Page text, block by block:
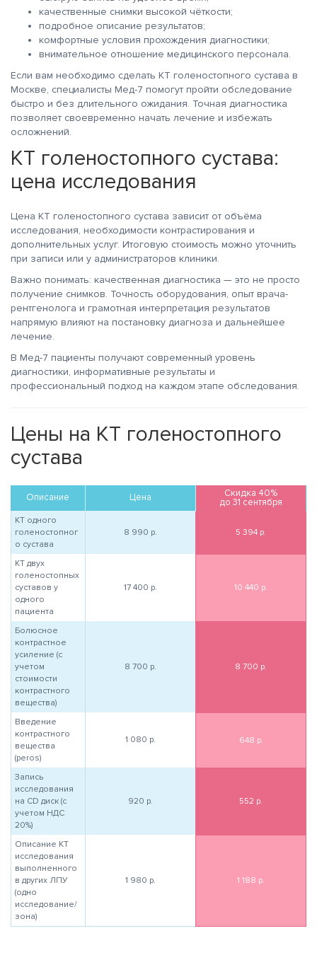
качественные снимки высокой чёткости;
подробное описание результатов;
комфортные условия прохождения диагностики;
внимательное отношение медицинского персонала.
Если вам необходимо сделать КТ голеностопного сустава в
Москве, специалисты Мед-7 помогут пройти обследование
быстро и без длительного ожидания. Точная диагностика
позволяет своевременно начать лечение и избежать
осложнений.
КТ голеностопного сустава:
цена исследования
Цена КТ голеностопного сустава зависит от объёма
исследования, необходимости контрастирования и
дополнительных услуг. Итоговую стоимость можно уточнить
при записи или у администраторов клиники.
Важно понимать: качественная диагностика — это не просто
получение снимков. Точность оборудования, опыт врача-
рентгенолога и грамотная интерпретация результатов
напрямую влияют на постановку диагноза и дальнейшее
лечение.
В Мед-7 пациенты получают современный уровень
диагностики, информативные результаты и
профессиональный подход на каждом этапе обследования.
Цены на КТ голеностопного
сустава
Описание Цена
Скидка 40%
до 31 сентября
КТ одного
голеностопног
о сустава
8 990 р. 5 394 р.
КТ двух
голеностопных
суставов у
одного
пациента
17 400 р. 10 440 р.
Болюсное
контрастное
усиление (с
учетом
стоимости
контрастного
вещества)
8 700 р. 8 700 р.
Введение
контрастного
вещества
(peros)
1 080 р. 648 р.
Запись
исследования
на CD диск (с
учетом НДС
20%)
920 р. 552 р.
Описание КТ
исследования
выполненного
в других ЛПУ
(одно
исследование/
зона)
1 980 р. 1 188 р.